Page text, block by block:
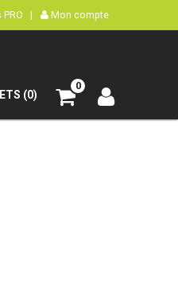
PRO | Mon compte
(0)
0